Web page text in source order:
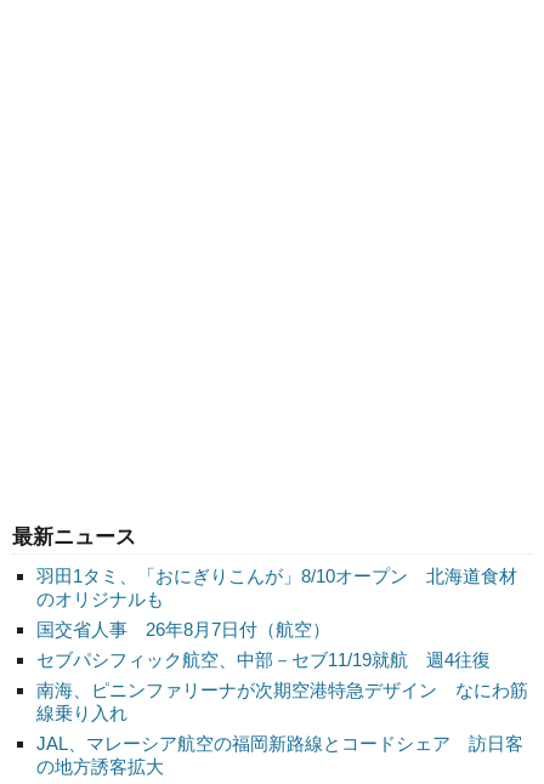
最新ニュース
羽田1タミ、「おにぎりこんが」8/10オープン 北海道食材
のオリジナルも
国交省人事 26年8月7日付（航空）
セブパシフィック航空、中部－セブ11/19就航 週4往復
南海、ピニンファリーナが次期空港特急デザイン なにわ筋
線乗り入れ
JAL、マレーシア航空の福岡新路線とコードシェア 訪日客
の地方誘客拡大